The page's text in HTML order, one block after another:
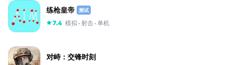
练枪皇帝 测试
7.4 模拟 射击 单机
对峙：交锋时刻